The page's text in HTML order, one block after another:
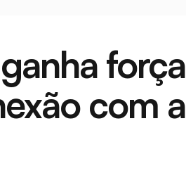
força
com a